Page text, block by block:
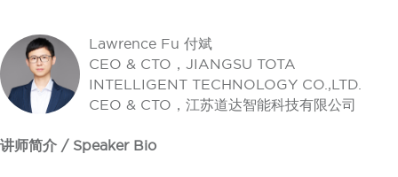
Lawrence Fu 付斌
CEO & CTO，JIANGSU TOTA
INTELLIGENT TECHNOLOGY CO.,LTD.
CEO & CTO，江苏道达智能科技有限公司
讲师简介 / Speaker Bio